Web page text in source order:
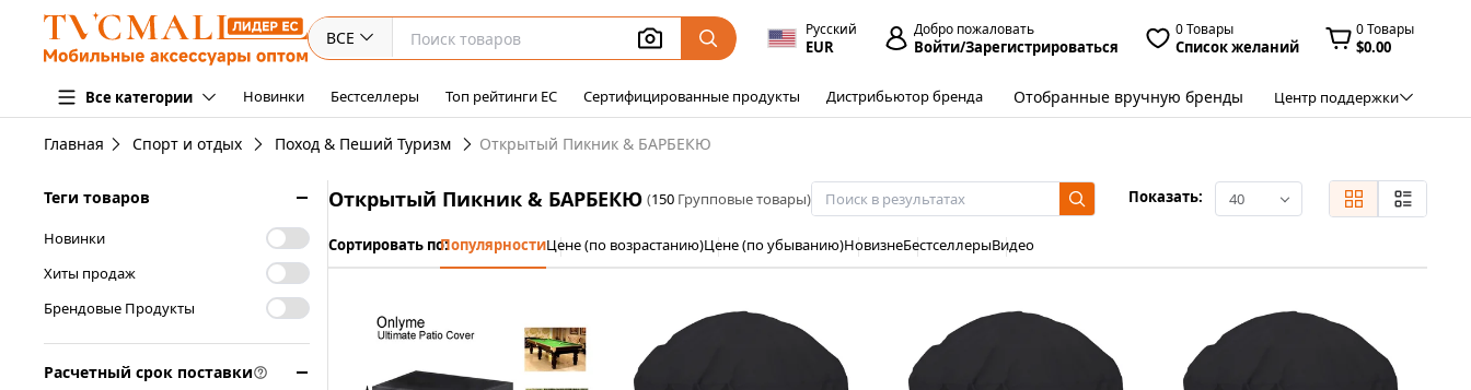
ВСЕ Русский
EUR
Добро пожаловать
Войти/Зарегистрироваться
0 Товары
Список желаний
0 Товары
$0.00
Все категории Новинки Бестселлеры Топ рейтинги ЕС Сертифицированные продукты Дистрибьютор бренда Отобранные вручную бренды Центр поддержки
Главная Спорт и отдых Поход & Пеший Туризм Открытый Пикник & БАРБЕКЮ
Теги товаров
Новинки
Хиты продаж
Брендовые Продукты
Расчетный срок поставки
Открытый Пикник & БАРБЕКЮ (150 Групповые товары) Показать: 40
Сортировать по:ПопулярностиЦене (по возрастанию)Цене (по убыванию)НовизнеБестселлерыВидео